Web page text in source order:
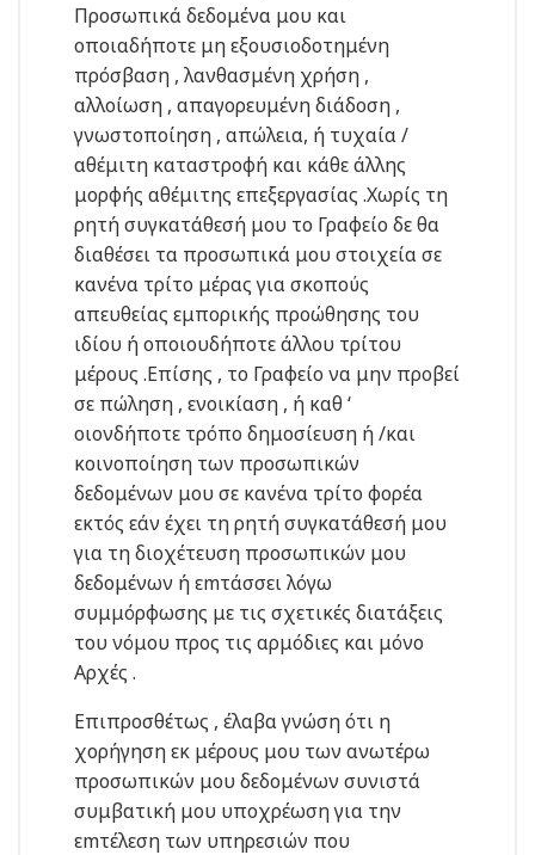
Προσωπικά δεδομένα μου και
οποιαδήποτε μη εξουσιοδοτημένη
πρόσβαση , λανθασμένη χρήση ,
αλλοίωση , απαγορευμένη διάδοση ,
γνωστοποίηση , απώλεια, ή τυχαία /
αθέμιτη καταστροφή και κάθε άλλης
μορφής αθέμιτης επεξεργασίας .Χωρίς τη
ρητή συγκατάθεσή μου το Γραφείο δε θα
διαθέσει τα προσωπικά μου στοιχεία σε
κανένα τρίτο μέρας για σκοπούς
απευθείας εμπορικής προώθησης του
ιδίου ή οποιουδήποτε άλλου τρίτου
μέρους .Επίσης , το Γραφείο να μην προβεί
σε πώληση , ενοικίαση , ή καθ ‘
οιονδήποτε τρόπο δημοσίευση ή /και
κοινοποίηση των προσωπικών
δεδομένων μου σε κανένα τρίτο φορέα
εκτός εάν έχει τη ρητή συγκατάθεσή μου
για τη διοχέτευση προσωπικών μου
δεδομένων ή εmτάσσει λόγω
συμμόρφωσης με τις σχετικές διατάξεις
του νόμου προς τις αρμόδιες και μόνο
Αρχές .
Επιπροσθέτως , έλαβα γνώση ότι η
χορήγηση εκ μέρους μου των ανωτέρω
προσωπικών μου δεδομένων συνιστά
συμβατική μου υποχρέωση για την
εmτέλεση των υπηρεσιών που